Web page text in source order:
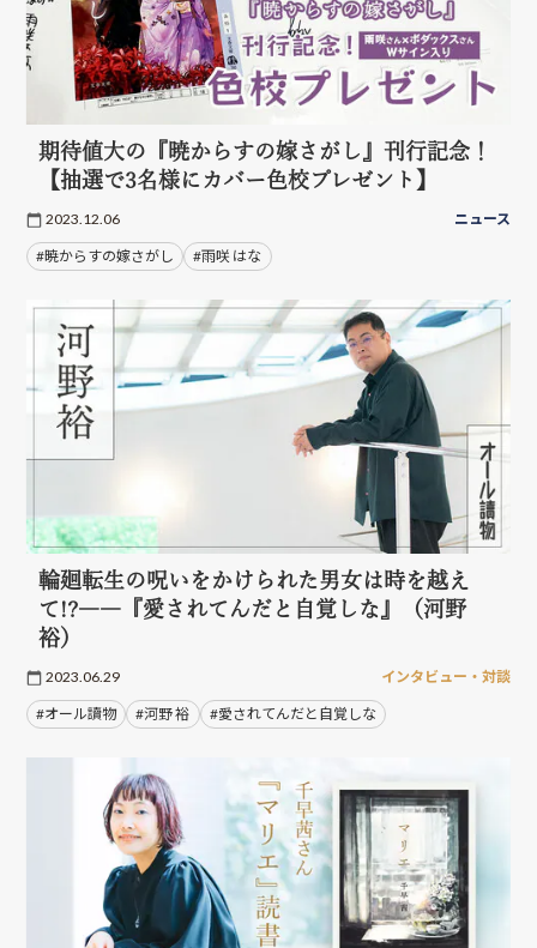
期待値大の『暁からすの嫁さがし』刊行記念！
【抽選で3名様にカバー色校プレゼント】
2023.12.06 ニュース
#暁からすの嫁さがし #雨咲 はな
輪廻転生の呪いをかけられた男女は時を越え
て!?――『愛されてんだと自覚しな』（河野
裕）
2023.06.29 インタビュー・対談
#オール讀物 #河野 裕 #愛されてんだと自覚しな